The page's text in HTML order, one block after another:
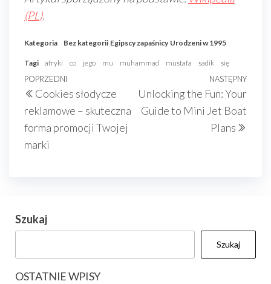
(PL).
Kategoria Bez kategorii Egipscy zapaśnicy Urodzeni w 1995
Tagi afryki co jego mu muhammad mustafa sadik się
Nawigacja
wpisu
Poprzedni
wpis
POPRZEDNI
Cookies słodycze
reklamowe – skuteczna
forma promocji Twojej
marki
NASTĘPNY
Unlocking the Fun: Your
Guide to Mini Jet Boat
Plans
Szukaj
Szukaj
OSTATNIE WPISY